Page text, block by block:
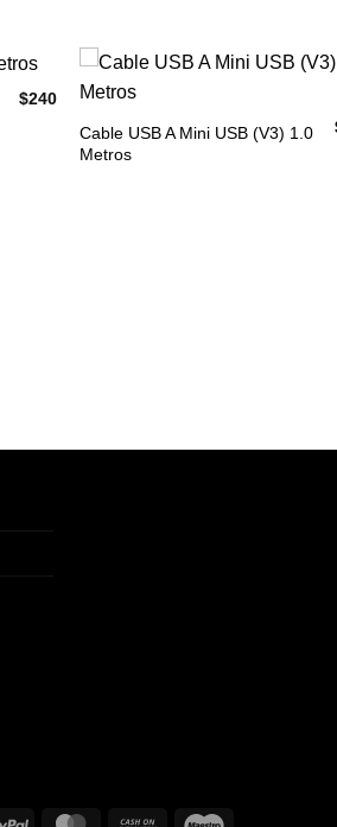
$240
Cable USB A Mini USB (V3) 1.0
Metros
PayPal MasterCardCash